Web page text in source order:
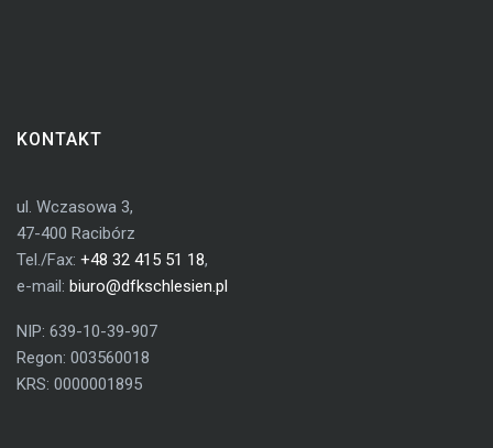
KONTAKT
ul. Wczasowa 3,
47-400 Racibórz
Tel./Fax: +48 32 415 51 18,
e-mail: biuro@dfkschlesien.pl
NIP: 639-10-39-907
Regon: 003560018
KRS: 0000001895